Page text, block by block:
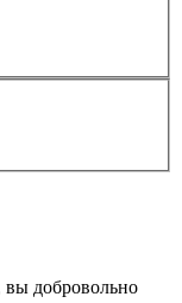
вы добровольно